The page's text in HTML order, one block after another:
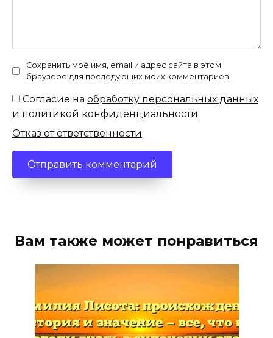
Сохранить моё имя, email и адрес сайта в этом
браузере для последующих моих комментариев.
Согласие на обработку персональных данных
и политикой конфиденциальности
Отказ от ответственности
Вам также может понравиться